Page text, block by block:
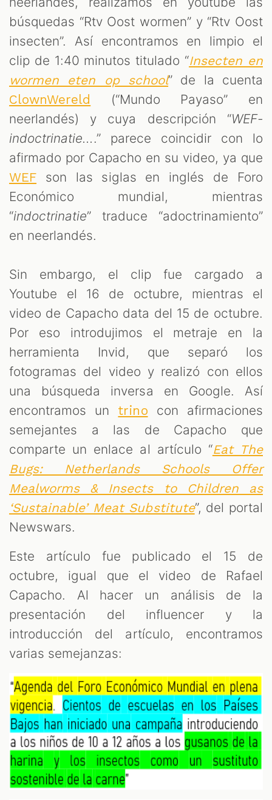
búsquedas “Rtv Oost wormen” y “Rtv Oost
insecten”. Así encontramos en limpio el
clip de 1:40 minutos titulado “Insecten en
wormen eten op school” de la cuenta
ClownWereld
(“Mundo Payaso” en
neerlandés) y cuya descripción “WEF-
indoctrinatie... .” parece coincidir con lo
afirmado por Capacho en su video, ya que
WEF son las siglas en inglés de Foro
Económico mundial, mientras
“indoctrinatie” traduce “adoctrinamiento”
en neerlandés.
Sin embargo, el clip fue cargado a
Youtube el 16 de octubre, mientras el
video de Capacho data del 15 de octubre.
Por eso introdujimos el metraje en la
herramienta Invid, que separó los
fotogramas del video y realizó con ellos
una búsqueda inversa en Google. Así
encontramos un trino con afirmaciones
semejantes a las de Capacho que
comparte un enlace al artículo “Eat The
Bugs: Netherlands Schools Offer
Mealworms & Insects to Children as
‘Sustainable’ Meat Substitute”, del portal
Newswars.
Este artículo fue publicado el 15 de
octubre, igual que el video de Rafael
Capacho. Al hacer un análisis de la
presentación del influencer y la
introducción del artículo, encontramos
varias semejanzas: